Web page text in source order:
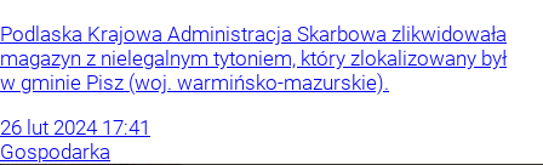
Podlaska Krajowa Administracja Skarbowa zlikwidowała
magazyn z nielegalnym tytoniem, który zlokalizowany był
w gminie Pisz (woj. warmińsko-mazurskie).
26 lut 2024 17:41
Gospodarka